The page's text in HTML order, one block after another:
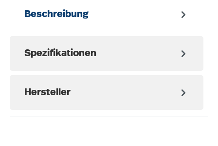
Beschreibung
Spezifikationen
Hersteller